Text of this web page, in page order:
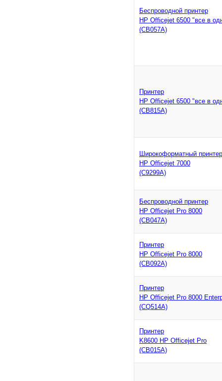
Беспроводной принтер
HP Officejet 6500 "все в
(CB057A)
Принтер
HP Officejet 6500 "все в
(CB815A)
Широкоформатный принтер
HP Officejet 7000
(C9299A)
Беспроводной принтер
HP Officejet Pro 8000
(CB047A)
Принтер
HP Officejet Pro 8000
(CB092A)
Принтер
HP Officejet Pro 8000
(CQ514A)
Принтер
K8600 HP Officejet Pro
(CB015A)